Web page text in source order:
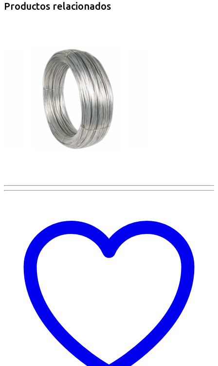
Productos relacionados